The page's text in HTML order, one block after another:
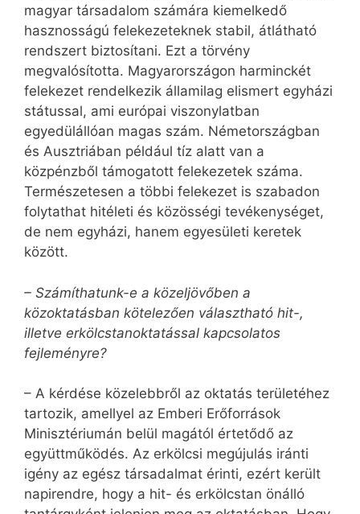
magyar társadalom számára kiemelkedő
hasznosságú felekezeteknek stabil, átlátható
rendszert biztosítani. Ezt a törvény
megvalósította. Magyarországon harminckét
felekezet rendelkezik államilag elismert egyházi
státussal, ami európai viszonylatban
egyedülállóan magas szám. Németországban
és Ausztriában például tíz alatt van a
közpénzből támogatott felekezetek száma.
Természetesen a többi felekezet is szabadon
folytathat hitéleti és közösségi tevékenységet,
de nem egyházi, hanem egyesületi keretek
között.
– Számíthatunk-e a közeljövőben a
közoktatásban kötelezően választható hit-,
illetve erkölcstanoktatással kapcsolatos
fejleményre?
– A kérdése közelebbről az oktatás területéhez
tartozik, amellyel az Emberi Erőforrások
Minisztériumán belül magától értetődő az
együttműködés. Az erkölcsi megújulás iránti
igény az egész társadalmat érinti, ezért került
napirendre, hogy a hit- és erkölcstan önálló